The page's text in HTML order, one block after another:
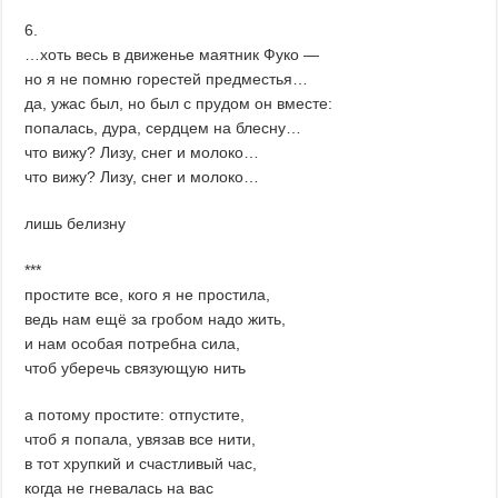
6.
…хоть весь в движенье маятник Фуко —
но я не помню горестей предместья…
да, ужас был, но был с прудом он вместе:
попалась, дура, сердцем на блесну…
что вижу? Лизу, снег и молоко…
что вижу? Лизу, снег и молоко…
лишь белизну
***
простите все, кого я не простила,
ведь нам ещё за гробом надо жить,
и нам особая потребна сила,
чтоб уберечь связующую нить
а потому простите: отпустите,
чтоб я попала, увязав все нити,
в тот хрупкий и счастливый час,
когда не гневалась на вас